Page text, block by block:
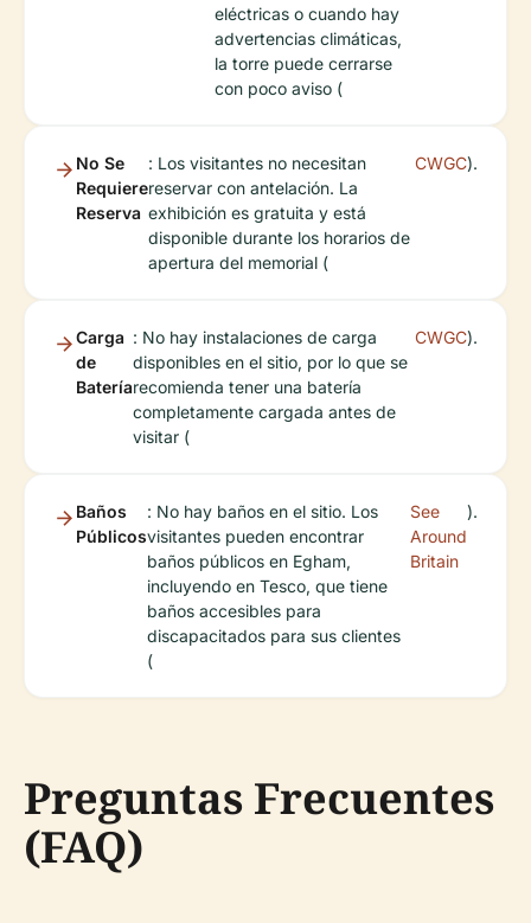
eléctricas o cuando hay
advertencias climáticas,
la torre puede cerrarse
con poco aviso (
No Se
Requiere
Reserva
: Los visitantes no necesitan
reservar con antelación. La
exhibición es gratuita y está
disponible durante los horarios de
apertura del memorial (
CWGC).
Carga
de
Batería
: No hay instalaciones de carga
disponibles en el sitio, por lo que se
recomienda tener una batería
completamente cargada antes de
visitar (
CWGC).
Baños
Públicos
: No hay baños en el sitio. Los
visitantes pueden encontrar
baños públicos en Egham,
incluyendo en Tesco, que tiene
baños accesibles para
discapacitados para sus clientes
(
See
Around
Britain
).
Preguntas Frecuentes
(FAQ)